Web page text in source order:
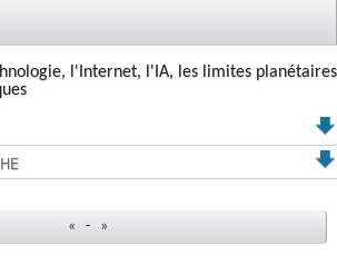
l'Internet, l'IA, les limites planétaires
« - »